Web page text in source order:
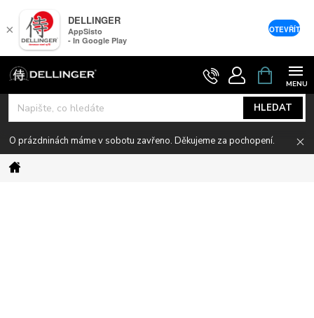
Přejít
na
obsah
HLEDAT
NÁKUPNÍ
KOŠÍK
O prázdninách máme v sobotu zavřeno. Děkujeme za pochopení.
Domů
×
DELLINGER
AppSisto
- In Google Play
OTEVŘÍT